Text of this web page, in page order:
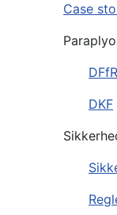
Case
DFfR
DKF